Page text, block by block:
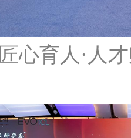
心育人·人